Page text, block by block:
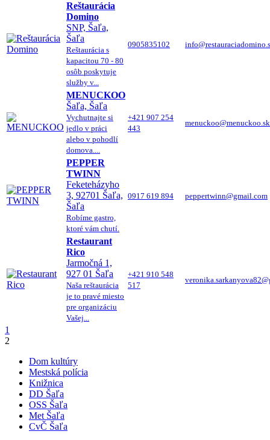
Reštaurácia
Domino
SNP, Šaľa,
Šaľa
Reštaurácia s
kapacitou 70 - 80
osôb poskytuje
služby v...
0905835102
MENUCKOO
Šaľa, Šaľa
Vychutnajte si
jedlo v práci
alebo v pohodlí
domova....
+421 907 254
443
menuckoo@menuckoo.sk
PEPPER
TWINN
Feketeházyho
3, 92701 Šaľa,
Šaľa
Robíme gastro,
ktoré vám chutí.
0917 619 894 peppertwinn@gmail.com
Restaurant
Rico
Jarmočná 1,
927 01 Šaľa
Naša reštaurácia
je to pravé miesto
pre organizáciu
Vašej...
+421 910 548
517
1
2
Dom kultúry
Mestská polícia
Knižnica
DD Šaľa
OSS Šaľa
Met Šaľa
CvČ Šaľa